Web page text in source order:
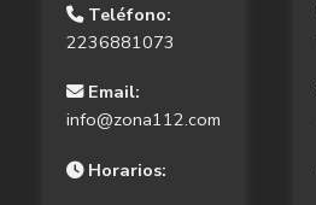
Teléfono:
2236881073
Email:
info@zona112.com
Horarios: